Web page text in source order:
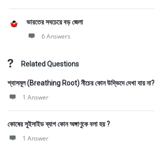
ভারতের সবচেয়ে বড় জেলা
6 Answers
Related Questions
শ্বাসমূল (Breathing Root) নীচের কোন উদ্ভিদে দেখা যায় না?
1 Answer
কোষের সুইসাইড ব্যাগ কোন অঙ্গাণুকে বলা হয় ?
1 Answer